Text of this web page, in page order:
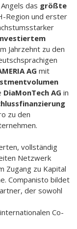
das größte
Region und erster
Jahrzehnt zu den
AG mit
DiaMonTech AG in
zu den
vollständig
Netzwerk
Zugang zu Kapital
Companisto bildet
der sowohl
Co-